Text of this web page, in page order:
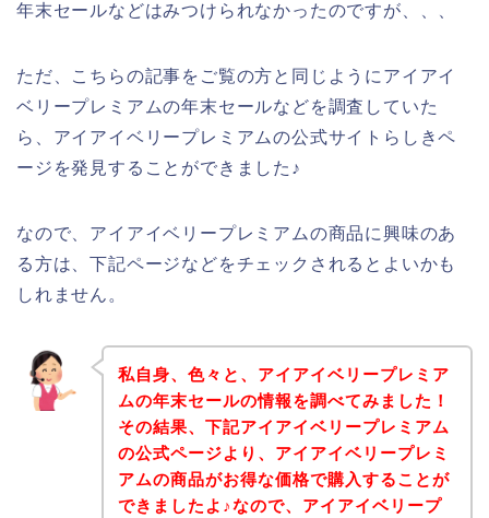
年末セールなどはみつけられなかったのですが、、、
ただ、こちらの記事をご覧の方と同じようにアイアイ
ベリープレミアムの年末セールなどを調査していた
ら、アイアイベリープレミアムの公式サイトらしきペ
ージを発見することができました♪
なので、アイアイベリープレミアムの商品に興味のあ
る方は、下記ページなどをチェックされるとよいかも
しれません。
私自身、色々と、アイアイベリープレミア
ムの年末セールの情報を調べてみました！
その結果、下記アイアイベリープレミアム
の公式ページより、アイアイベリープレミ
アムの商品がお得な価格で購入することが
できましたよ♪なので、アイアイベリープ